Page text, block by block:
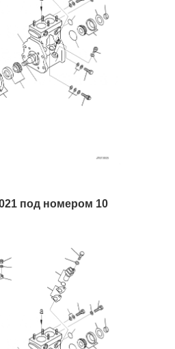
под номером 10